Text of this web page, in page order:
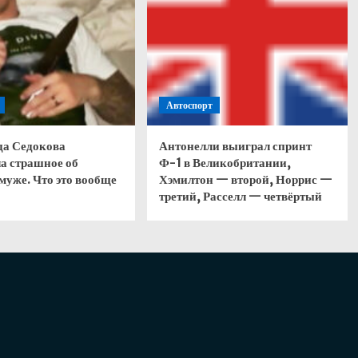
Седокова
страшное об
Что это вообще
Автоспорт
Антонелли выиграл спринт
Ф-1 в Великобритании,
Хэмилтон — второй, Норрис —
третий, Расселл — четвёртый